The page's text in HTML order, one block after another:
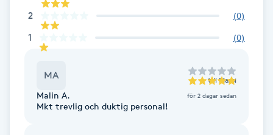
Fettreducering
Fibromassage
Fotmassage
2 (0)
1 (0)
MA till Massi
Malin A. för 2 dagar sedan
Mkt trevlig och duktig personal!